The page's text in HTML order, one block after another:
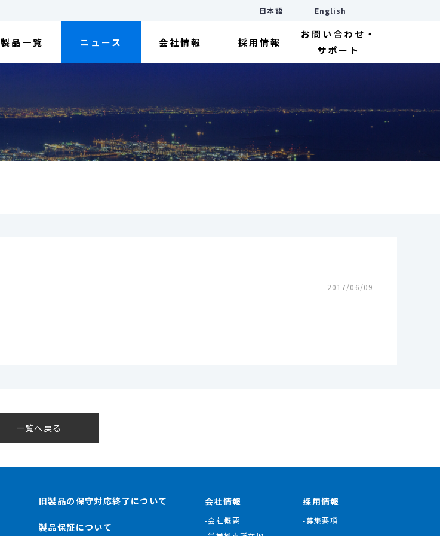
日本語 English
製品一覧 ニュース 会社情報 採用情報
お問い合わせ・
サポート
2017/06/09
一覧へ戻る
旧製品の保守対応終了について
製品保証について
会社情報
-会社概要
採用情報
-募集要項